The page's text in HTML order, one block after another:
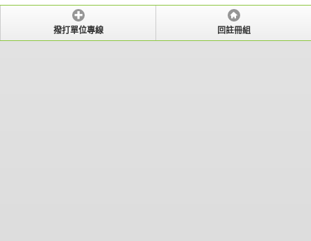
撥打單位專線 回註冊組